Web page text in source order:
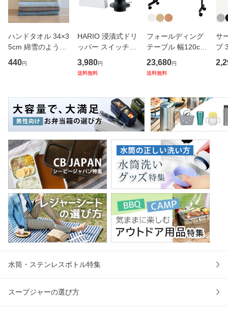
ハンドタオル 34×3
5cm 綿雪のような
タオル ベルベット
カラー （ タオル
ンカチ 洗面タオル
綿 コッ
440円
HARIO 浸漬式ドリ
ッパー スイッチ36
0 （ ハリオ コーヒ
ー ドリッパー ペー
応 おしゃれ シンプ
ル ハン
3,980円
送料無料
フォールディング
テーブル 幅120cm
奥行き45cm キャ
スター付き 折りた
ッキング 会議机 ミ
ーティング
23,680円
送料無料
サ
プ
フ
ス
マ
保
水筒・ステンレスボトル特集
スープジャーの選び方